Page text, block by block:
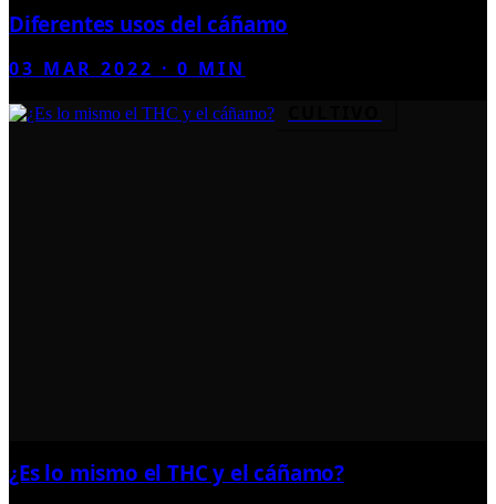
Diferentes usos del cáñamo
03 MAR 2022 ·0 MIN
¿Es lo mismo el THC y el cáñamo?